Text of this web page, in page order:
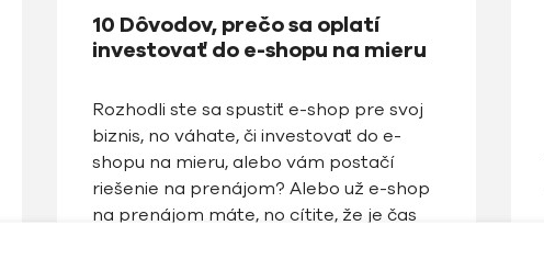
10 Dôvodov, prečo sa oplatí
investovať do e-shopu na mieru
Rozhodli ste sa spustiť e-shop pre svoj
biznis, no váhate, či investovať do e-
shopu na mieru, alebo vám postačí
riešenie na prenájom? Alebo už e-shop
na prenájom máte, no cítite, že je čas